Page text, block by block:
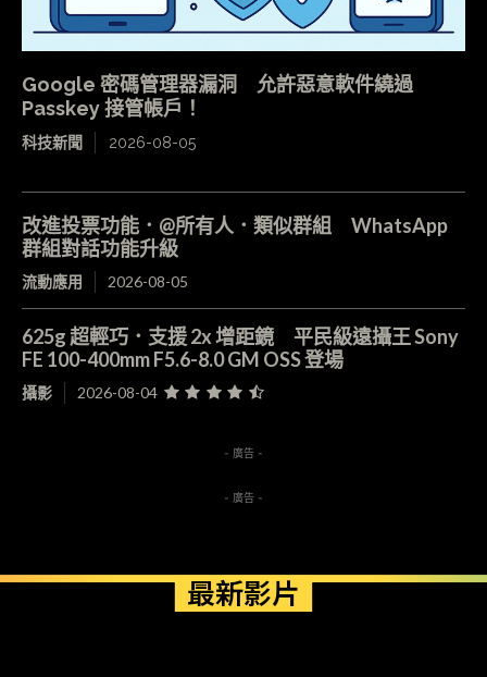
Google 密碼管理器漏洞 允許惡意軟件繞過
Passkey 接管帳戶！
科技新聞 2026-08-05
改進投票功能．@所有人．類似群組 WhatsApp
群組對話功能升級
流動應用 2026-08-05
625g 超輕巧．支援 2x 增距鏡 平民級遠攝王 Sony
FE 100-400mm F5.6-8.0 GM OSS 登場
攝影 2026-08-04
- 廣告 -
- 廣告 -
最新影片